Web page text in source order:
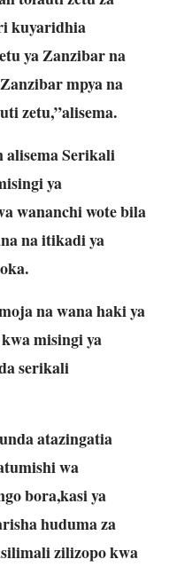
kuyaridhia
ya Zanzibar na
mpya na
zetu,”alisema.
alisema Serikali
ya
wananchi wote bila
na itikadi ya
na wana haki ya
misingi ya
serikali
atazingatia
wa
bora,kasi ya
huduma za
zilizopo kwa